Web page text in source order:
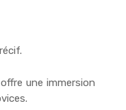
une immersion